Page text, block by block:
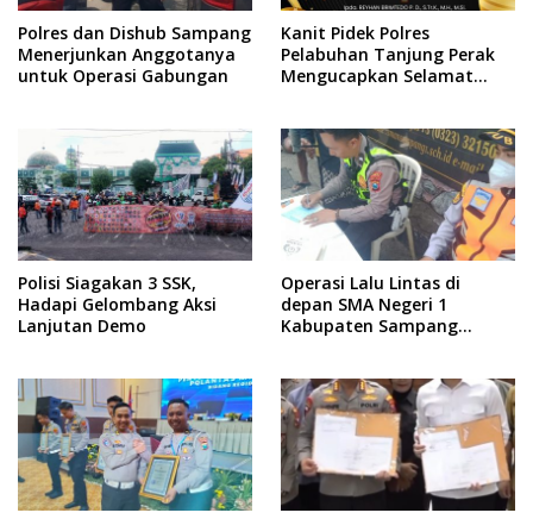
Polres dan Dishub Sampang
Menerjunkan Anggotanya
untuk Operasi Gabungan
Kanit Pidek Polres
Pelabuhan Tanjung Perak
Mengucapkan Selamat
Polisi Siagakan 3 SSK,
Hadapi Gelombang Aksi
Lanjutan Demo
Operasi Lalu Lintas di
depan SMA Negeri 1
Kabupaten Sampang